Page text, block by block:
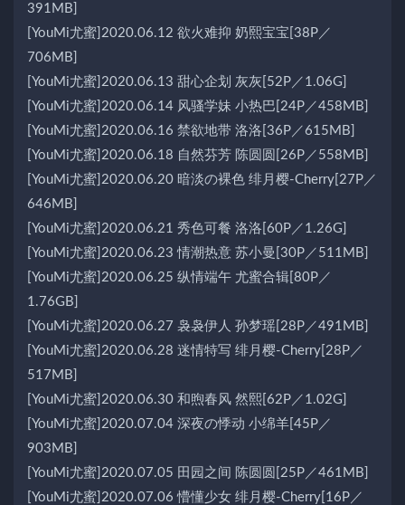
391MB]
[YouMi尤蜜]2020.06.12 欲火难抑 奶熙宝宝[38P／
706MB]
[YouMi尤蜜]2020.06.13 甜心企划 灰灰[52P／1.06G]
[YouMi尤蜜]2020.06.14 风骚学妹 小热巴[24P／458MB]
[YouMi尤蜜]2020.06.16 禁欲地带 洛洛[36P／615MB]
[YouMi尤蜜]2020.06.18 自然芬芳 陈圆圆[26P／558MB]
[YouMi尤蜜]2020.06.20 暗淡の裸色 绯月樱-Cherry[27P／
646MB]
[YouMi尤蜜]2020.06.21 秀色可餐 洛洛[60P／1.26G]
[YouMi尤蜜]2020.06.23 情潮热意 苏小曼[30P／511MB]
[YouMi尤蜜]2020.06.25 纵情端午 尤蜜合辑[80P／
1.76GB]
[YouMi尤蜜]2020.06.27 袅袅伊人 孙梦瑶[28P／491MB]
[YouMi尤蜜]2020.06.28 迷情特写 绯月樱-Cherry[28P／
517MB]
[YouMi尤蜜]2020.06.30 和煦春风 然熙[62P／1.02G]
[YouMi尤蜜]2020.07.04 深夜の悸动 小绵羊[45P／
903MB]
[YouMi尤蜜]2020.07.05 田园之间 陈圆圆[25P／461MB]
[YouMi尤蜜]2020.07.06 懵懂少女 绯月樱-Cherry[16P／